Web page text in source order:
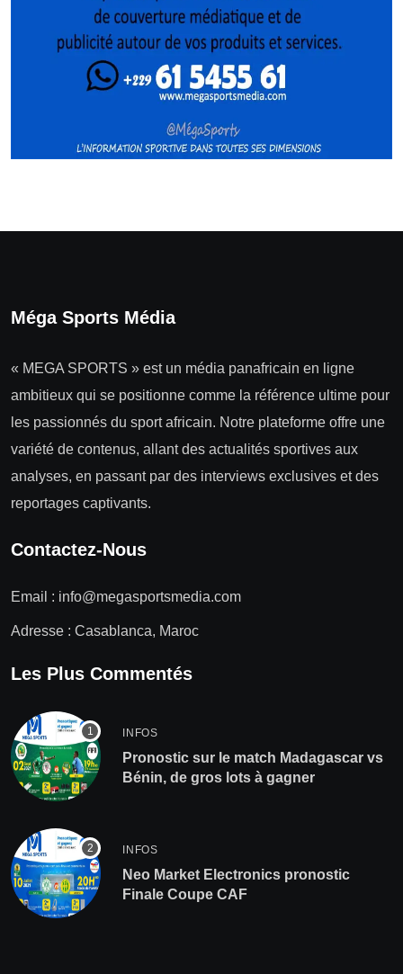
Méga Sports Média
« MEGA SPORTS » est un média panafricain en ligne
ambitieux qui se positionne comme la référence ultime pour
les passionnés du sport africain. Notre plateforme offre une
variété de contenus, allant des actualités sportives aux
analyses, en passant par des interviews exclusives et des
reportages captivants.
Contactez-Nous
Email : info@megasportsmedia.com
Adresse : Casablanca, Maroc
Les Plus Commentés
INFOS
Pronostic sur le match Madagascar vs
Bénin, de gros lots à gagner
INFOS
Neo Market Electronics pronostic
Finale Coupe CAF